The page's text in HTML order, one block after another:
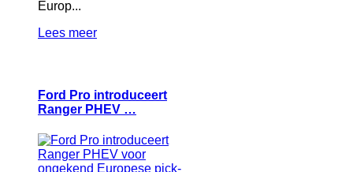
Europ...
Lees meer
Ford Pro introduceert
Ranger PHEV …